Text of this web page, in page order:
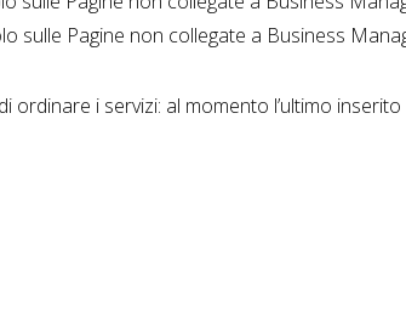
sulle Pagine non collegate a Business
i servizi: al momento l’ultimo